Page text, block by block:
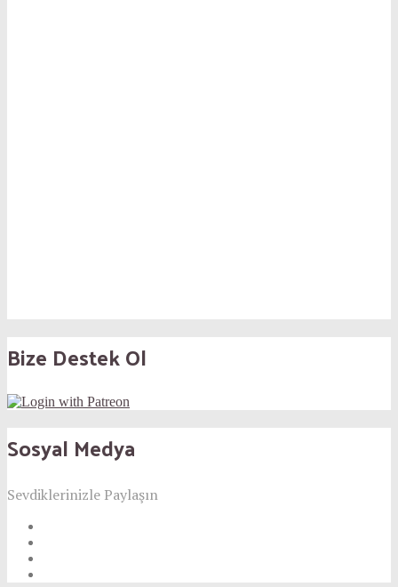
Bize Destek Ol
Sosyal Medya
Sevdiklerinizle Paylaşın